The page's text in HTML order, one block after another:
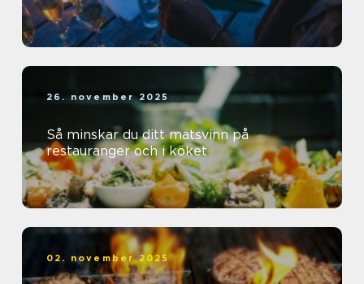
26. november 2025
Så minskar du ditt matsvinn på
restauranger och i köket
02. november 2025